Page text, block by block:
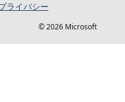
ライバシー
© 2026 Microsoft